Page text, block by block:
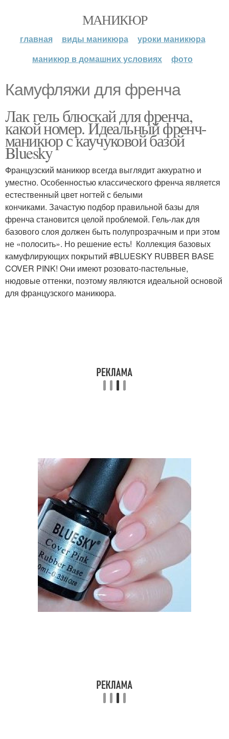
МАНИКЮР
главная виды маникюра
уроки маникюра
маникюр в домашних условиях
фото
Камуфляжи для френча
Лак гель блюскай для френча,
какой номер. Идеальный френч-
маникюр с каучуковой базой
Bluesky
Французский маникюр всегда выглядит аккуратно и
уместно. Особенностью классического френча является
естественный цвет ногтей с белыми
кончиками. Зачастую подбор правильной базы для
френча становится целой проблемой. Гель-лак для
базового слоя должен быть полупрозрачным и при этом
не «полосить». Но решение есть! Коллекция базовых
камуфлирующих покрытий #BLUESKY RUBBER BASE
COVER PINK! Они имеют розовато-пастельные,
нюдовые оттенки, поэтому являются идеальной основой
для французского маникюра.